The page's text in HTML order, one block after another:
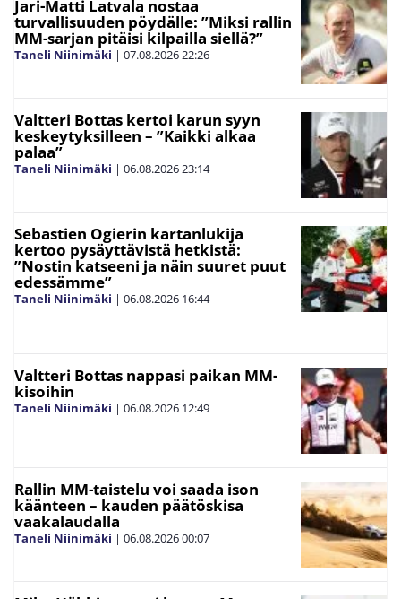
Jari-Matti Latvala nostaa
turvallisuuden pöydälle: ”Miksi rallin
MM-sarjan pitäisi kilpailla siellä?”
Taneli Niinimäki | 07.08.202622:26
Valtteri Bottas kertoi karun syyn
keskeytyksilleen – ”Kaikki alkaa
palaa”
Taneli Niinimäki | 06.08.202623:14
Sebastien Ogierin kartanlukija
kertoo pysäyttävistä hetkistä:
”Nostin katseeni ja näin suuret puut
edessämme”
Taneli Niinimäki | 06.08.2026 16:44
Valtteri Bottas nappasi paikan MM-
kisoihin
Taneli Niinimäki | 06.08.2026 12:49
Rallin MM-taistelu voi saada ison
käänteen – kauden päätöskisa
vaakalaudalla
Taneli Niinimäki | 06.08.202600:07